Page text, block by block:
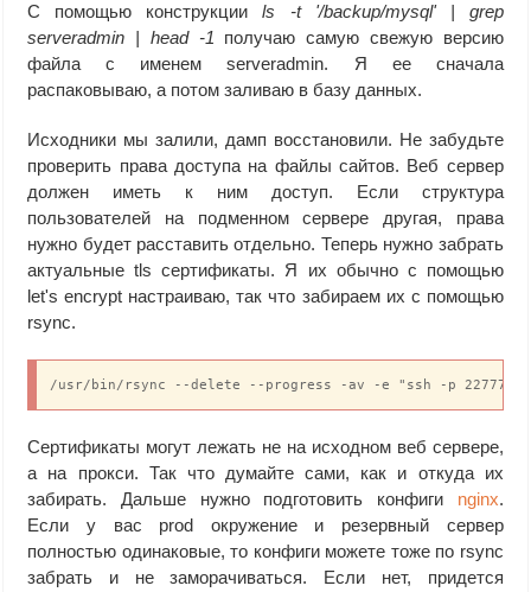
С помощью конструкцииls -t '/backup/mysql' | grep
serveradmin | head -1 получаю самую свежую версию
файла с именем serveradmin. Я ее сначала
распаковываю, а потом заливаю в базу данных.
Исходники мы залили, дамп восстановили. Не забудьте
проверить права доступа на файлы сайтов. Веб сервер
должен иметь к ним доступ. Если структура
пользователей на подменном сервере другая, права
нужно будет расставить отдельно. Теперь нужно забрать
актуальные tls сертификаты. Я их обычно с помощью
let's encrypt настраиваю, так что забираем их с помощью
rsync.
/usr/bin/rsync --delete --progress -av -e "ssh -p 22777"
Сертификаты могут лежать не на исходном веб сервере,
а на прокси. Так что думайте сами, как и откуда их
забирать. Дальше нужно подготовить конфиги nginx.
Если у вас prod окружение и резервный сервер
полностью одинаковые, то конфиги можете тоже по rsync
забрать и не заморачиваться. Если нет, придется